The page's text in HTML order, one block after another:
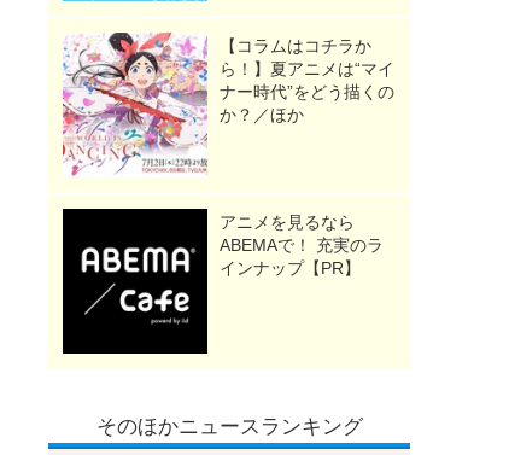
【コラムはコチラか
ら！】夏アニメは“マイ
ナー時代”をどう描くの
か？／ほか
アニメを見るなら
ABEMAで！ 充実のラ
インナップ【PR】
そのほかニュースランキング